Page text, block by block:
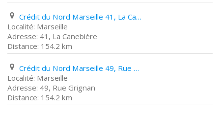
Crédit du Nord Marseille 41, La Canebière
Marseille
41, La Canebière
154.2 km
Crédit du Nord Marseille 49, Rue Grignan
Marseille
49, Rue Grignan
154.2 km